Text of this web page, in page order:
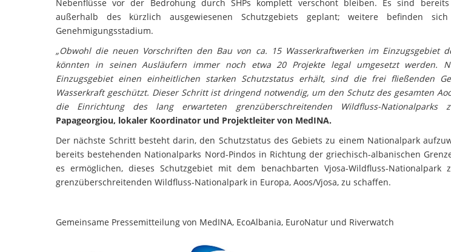
Nebenflüsse vor der Bedrohung durch SHPs komplett verschont bleiben. Es sind bereits
außerhalb des kürzlich ausgewiesenen Schutzgebiets geplant; weitere befinden
Genehmigungsstadium.
„Obwohl die neuen Vorschriften den Bau von ca. 15 Wasserkraftwerken im Einzugsgebiet
könnten in seinen Ausläufern immer noch etwa 20 Projekte legal umgesetzt werden.
Einzugsgebiet einen einheitlichen starken Schutzstatus erhält, sind die frei fließenden
Wasserkraft geschützt. Dieser Schritt ist dringend notwendig, um den Schutz des gesamten
die Einrichtung des lang erwarteten grenzüberschreitenden Wildfluss-Nationalparks
Papageorgiou, lokaler Koordinator und Projektleiter von MedINA.
Der nächste Schritt besteht darin, den Schutzstatus des Gebiets zu einem Nationalpark
bereits bestehenden Nationalparks Nord-Pindos in Richtung der griechisch-albanischen
es ermöglichen, dieses Schutzgebiet mit dem benachbarten Vjosa-Wildfluss-
grenzüberschreitenden Wildfluss-Nationalpark in Europa, Aoos/Vjosa, zu schaffen.
Gemeinsame Pressemitteilung von MedINA, EcoAlbania, EuroNatur und Riverwatch